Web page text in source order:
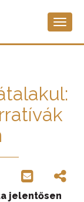
jelentősen